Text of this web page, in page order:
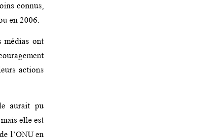
connus,
en 2006.
médias ont
actions
aurait pu
elle est
l’ONU en